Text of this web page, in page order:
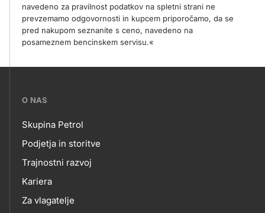
navedeno za pravilnost podatkov na spletni strani ne
prevzemamo odgovornosti in kupcem priporočamo, da se
pred nakupom seznanite s ceno, navedeno na
posameznem bencinskem servisu.«
???
skupno.footer-
title???
O NAS
O
NAS
Skupina Petrol
Podjetja in storitve
Trajnostni razvoj
Kariera
Za vlagatelje